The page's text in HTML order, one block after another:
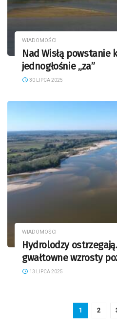
WIADOMOŚCI
Nad Wisłą powstanie
jednogłośnie „za”
30 LIPCA 2025
WIADOMOŚCI
Hydrolodzy
gwałtowne wzrosty
13 LIPCA 2025
1 2